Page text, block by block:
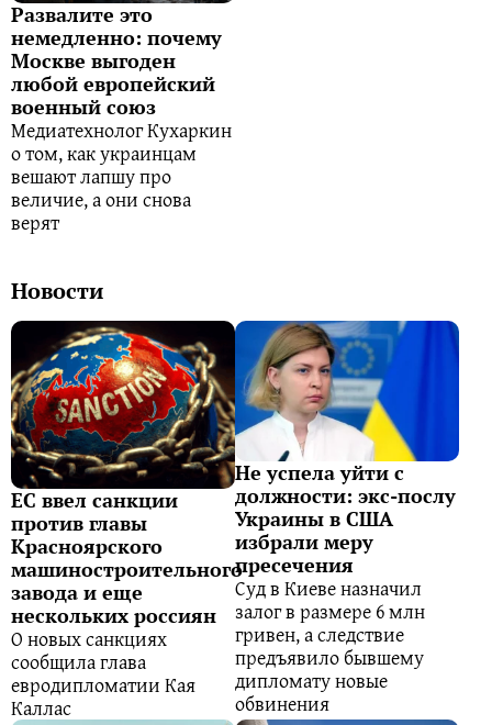
Развалите это
немедленно: почему
Москве выгоден
любой европейский
военный союз
Медиатехнолог Кухаркин
о том, как украинцам
вешают лапшу про
величие, а они снова
верят
Новости
ЕС ввел санкции
против главы
Красноярского
машиностроительного
завода и еще
нескольких россиян
О новых санкциях
сообщила глава
евродипломатии Кая
Каллас
Не успела уйти с
должности: экс-послу
Украины в США
избрали меру
пресечения
Суд в Киеве назначил
залог в размере 6 млн
гривен, а следствие
предъявило бывшему
дипломату новые
обвинения